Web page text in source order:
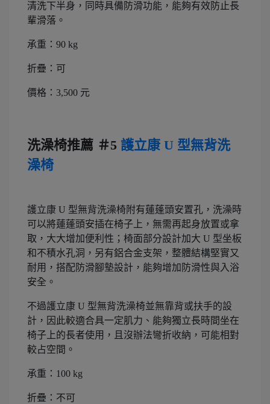
清洗下半身，同時具備防滑功能，能夠有效防止長
輩滑落。
承重：90 kg
折疊：可
價格：3,500 元
洗澡椅推薦 ＃5 護立康 U 型無背洗
澡椅
護立康 U 型無背洗澡椅附有蓮蓬頭安置孔，洗澡時
可以將蓮蓬頭安插在椅子上，無需再起身放置或拿
取，大大增加便利性；椅面部分設計加大 U 型坐板
和不積水孔洞，另有鋁合金支架，整體結構堅實又
耐用，搭配防滑腳墊設計，能夠增加防滑性與入浴
安全。
不過護立康 U 型無背洗澡椅並無靠背或扶手的設
計，因此較適合具一定肌力、能夠獨立長時間坐在
椅子上的長者使用，且沒辦法彎折收納，可能相對
較占空間。
承重：100 kg
折疊：不可